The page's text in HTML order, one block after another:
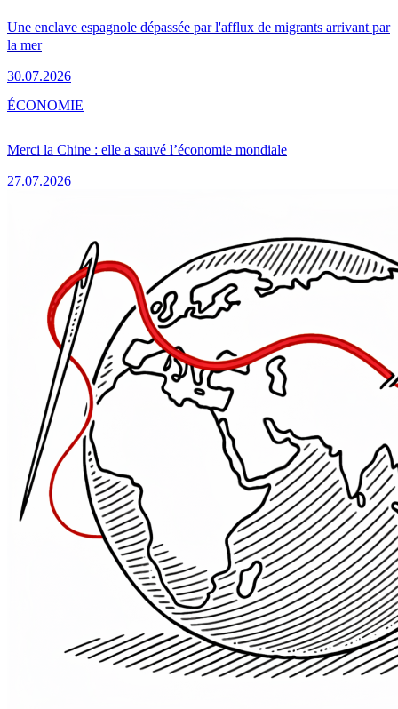
Une enclave espagnole dépassée par l'afflux de migrants arrivant par
la mer
30.07.2026
Merci la Chine : elle a sauvé l’économie mondiale
27.07.2026
ÉCONOMIE